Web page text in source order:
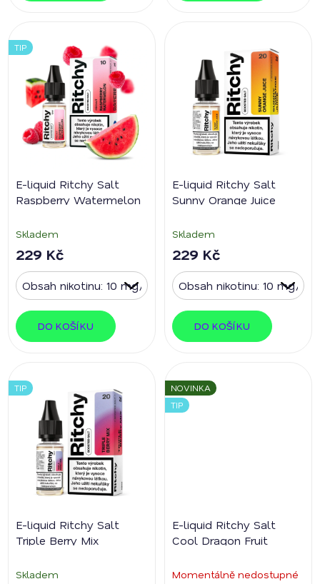
TIP
E-liquid Ritchy Salt
Raspberry Watermelon
Skladem
229 Kč
DO KOŠÍKU
E-liquid Ritchy Salt
Sunny Orange Juice
Skladem
229 Kč
DO KOŠÍKU
TIP
E-liquid Ritchy Salt
Triple Berry Mix
Skladem
NOVINKA
TIP
E-liquid Ritchy Salt
Cool Dragon Fruit
Momentálně nedostupné